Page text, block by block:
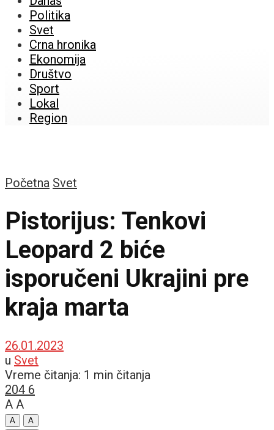
Politika
Svet
Crna hronika
Ekonomija
Društvo
Sport
Lokal
Region
Početna Svet
Pistorijus: Tenkovi
Leopard 2 biće
isporučeni Ukrajini pre
kraja marta
26.01.2023
u Svet
Vreme čitanja: 1 min čitanja
204 6
A A
A
A